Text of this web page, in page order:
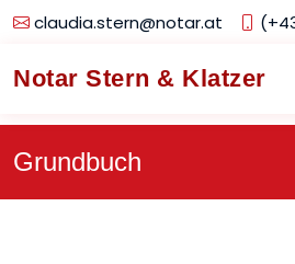
claudia.stern@notar.at
Notar Stern & Klatzer
Grundbuch